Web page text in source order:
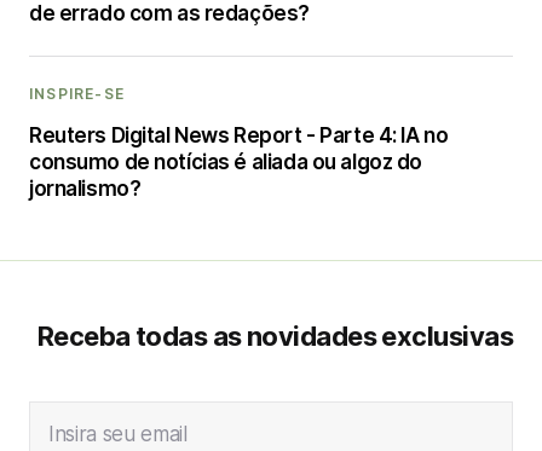
de errado com as redações?
INSPIRE-SE
Reuters Digital News Report - Parte 4: IA no
consumo de notícias é aliada ou algoz do
jornalismo?
Receba todas as novidades exclusivas
Insira seu email